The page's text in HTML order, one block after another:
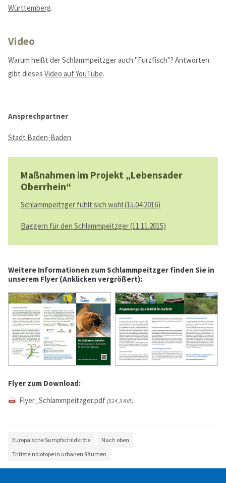
Württemberg.
Video
Warum heißt der Schlammpeitzger auch "Furzfisch"? Antworten
gibt dieses Video auf YouTube.
Ansprechpartner
Stadt Baden-Baden
Maßnahmen im Projekt „Lebensader
Oberrhein“
Schlammpeitzger fühlt sich wohl (15.04.2016)
Baggern für den Schlammpeitzger (11.11.2015)
Weitere Informationen zum Schlammpeitzger finden Sie in
unserem Flyer (Anklicken vergrößert):
Flyer zum Download:
Flyer_Schlammpeitzger.pdf (524,3 KiB)
Europäische Sumpf­schild­kröte
Nach oben
Trittsteinbiotope in urbanen Räumen
Kontaktdaten
für Rheinland-Pfalz + Hessen
NABU-Naturschutzzentrum Rheinauen
An den Rheinwiesen 5
+49 6721 14367
info@Lebensader-Oberrhein.de
http://www.lebensader-oberrhein.de
Kontaktformular
Your Name*
Message *
Send a copy of this email to me
Login
Benutzername
Anmelden
Registrieren